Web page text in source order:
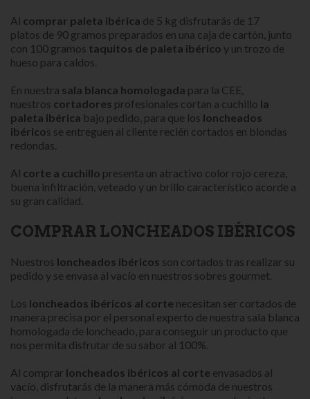
Al comprar paleta ibérica de 5 kg disfrutarás de 17
platos de 90 gramos preparados en una caja de cartón, junto
con 100 gramos taquitos de paleta ibérico y un trozo de
hueso para caldos.
En nuestra sala blanca homologada para la CEE,
nuestros cortadores profesionales cortan a cuchillo la
paleta ibérica bajo pedido, para que los loncheados
ibéricos se entreguen al cliente recién cortados en blondas
redondas.
Al corte a cuchillo presenta un atractivo color rojo cereza,
buena infiltración, veteado y un brillo característico acorde a
su gran calidad.
COMPRAR LONCHEADOS IBÉRICOS
Nuestros loncheados ibéricos son cortados tras realizar su
pedido y se envasa al vacío en nuestros sobres gourmet.
Los loncheados ibéricos al corte necesitan ser cortados de
manera precisa por el personal experto de nuestra sala blanca
homologada de loncheado, para conseguir un producto que
nos permita disfrutar de su sabor al 100%.
Al comprar loncheados ibéricos al corte envasados al
vacío, disfrutarás de la manera más cómoda de nuestros